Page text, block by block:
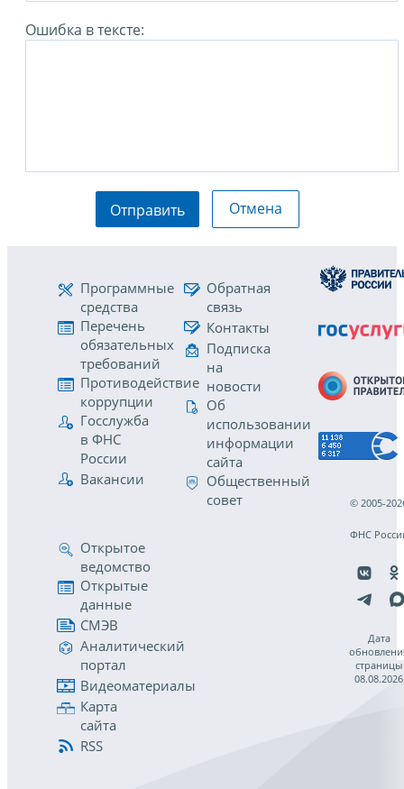
Ошибка в тексте:
Отправить Отмена
Программные
средства
Перечень
обязательных
требований
Противодействие
коррупции
Госслужба
в ФНС
России
Вакансии
Обратная
связь
Контакты
Подписка
на
новости
Об
использовании
информации
сайта
Общественный
совет
Открытое
ведомство
Открытые
данные
СМЭВ
Аналитический
портал
Видеоматериалы
Карта
сайта
RSS
© 2005-
ФНС
Дата
страницы
08.08.2026